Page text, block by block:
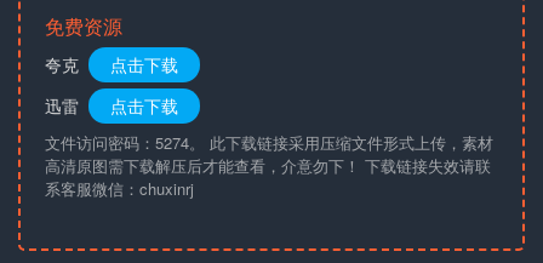
免费资源
夸克
点击下载
迅雷
点击下载
文件访问密码：5274。 此下载链接采用压缩文件形式上传，素材
高清原图需下载解压后才能查看，介意勿下！ 下载链接失效请联
系客服微信：chuxinrj